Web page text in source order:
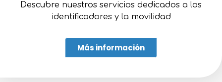
Descubre nuestros servicios dedicados a los
identificadores y la movilidad
Más información